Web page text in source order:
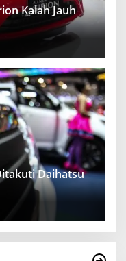
Kalah Jauh
Daihatsu